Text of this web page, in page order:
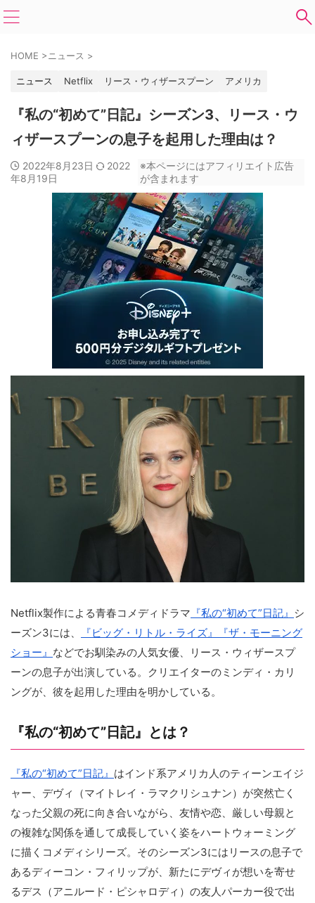
HOME >ニュース >
ニュース Netflix リース・ウィザースプーン アメリカ
『私の“初めて”日記』シーズン3、リース・ウ
ィザースプーンの息子を起用した理由は？
2022年8月23日
2022
年8月19日
※本ページにはアフィリエイト広告
が含まれます
Netflix製作による青春コメディドラマ 『私の“初めて”日記』 シ
ーズン3には、
『ビッグ・リトル・ライズ』
『ザ・モーニング
ショー』 などでお馴染みの人気女優、リース・ウィザースプ
ーンの息子が出演している。クリエイターのミンディ・カリ
ングが、彼を起用した理由を明かしている。
『私の“初めて”日記』とは？
『私の“初めて”日記』 はインド系アメリカ人のティーンエイジ
ャー、デヴィ（マイトレイ・ラマクリシュナン）が突然亡く
なった父親の死に向き合いながら、友情や恋、厳しい母親と
の複雑な関係を通して成長していく姿をハートウォーミング
に描くコメディシリーズ。そのシーズン3にはリースの息子で
あるディーコン・フィリップが、新たにデヴィが想いを寄せ
るデス（アニルード・ピシャロディ）の友人パーカー役で出